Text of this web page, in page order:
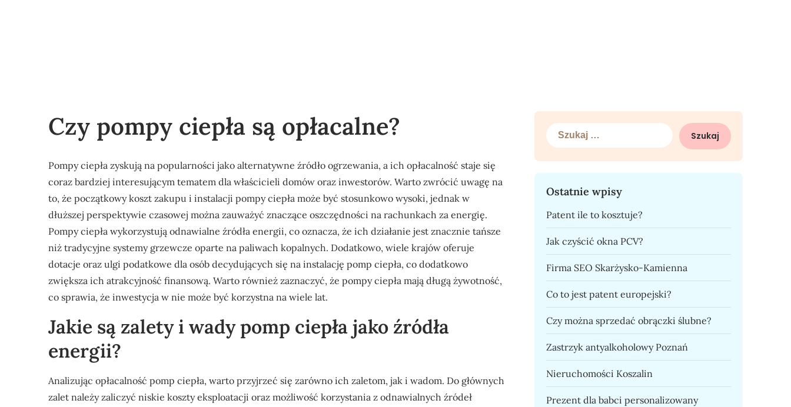
Czy pompy ciepła są opłacalne?
Pompy ciepła zyskują na popularności jako alternatywne źródło ogrzewania, a ich opłacalność staje się
coraz bardziej interesującym tematem dla właścicieli domów oraz inwestorów. Warto zwrócić uwagę na
to, że początkowy koszt zakupu i instalacji pompy ciepła może być stosunkowo wysoki, jednak w
dłuższej perspektywie czasowej można zauważyć znaczące oszczędności na rachunkach za energię.
Pompy ciepła wykorzystują odnawialne źródła energii, co oznacza, że ich działanie jest znacznie tańsze
niż tradycyjne systemy grzewcze oparte na paliwach kopalnych. Dodatkowo, wiele krajów oferuje
dotacje oraz ulgi podatkowe dla osób decydujących się na instalację pomp ciepła, co dodatkowo
zwiększa ich atrakcyjność finansową. Warto również zaznaczyć, że pompy ciepła mają długą żywotność,
co sprawia, że inwestycja w nie może być korzystna na wiele lat.
Jakie są zalety i wady pomp ciepła jako źródła
energii?
Analizując opłacalność pomp ciepła, warto przyjrzeć się zarówno ich zaletom, jak i wadom. Do głównych
zalet należy zaliczyć niskie koszty eksploatacji oraz możliwość korzystania z odnawialnych źródeł
Szukaj:
Ostatnie wpisy
Patent ile to kosztuje?
Jak czyścić okna PCV?
Firma SEO Skarżysko-Kamienna
Co to jest patent europejski?
Czy można sprzedać obrączki ślubne?
Zastrzyk antyalkoholowy Poznań
Nieruchomości Koszalin
Prezent dla babci personalizowany